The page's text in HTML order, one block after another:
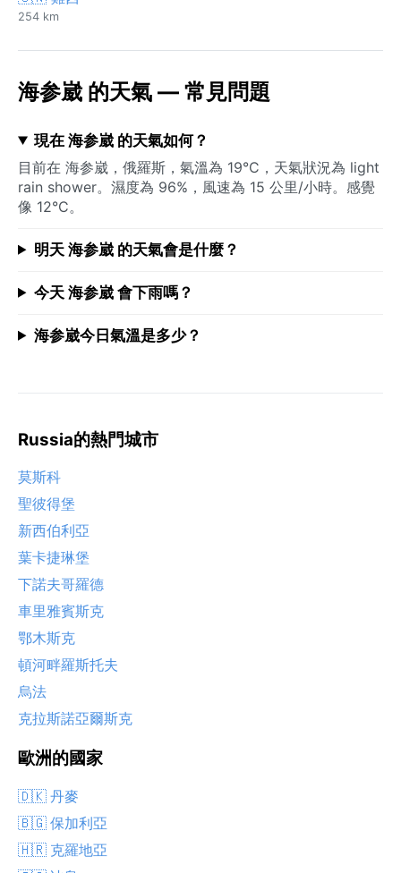
254 km
海参崴 的天氣 — 常見問題
現在 海参崴 的天氣如何？
目前在 海参崴，俄羅斯，氣溫為 19°C，天氣狀況為 light
rain shower。濕度為 96%，風速為 15 公里/小時。感覺
像 12°C。
明天 海参崴 的天氣會是什麼？
今天 海参崴 會下雨嗎？
海参崴今日氣溫是多少？
Russia的熱門城市
莫斯科
聖彼得堡
新西伯利亞
葉卡捷琳堡
下諾夫哥羅德
車里雅賓斯克
鄂木斯克
頓河畔羅斯托夫
烏法
克拉斯諾亞爾斯克
歐洲的國家
🇩🇰 丹麥
🇧🇬 保加利亞
🇭🇷 克羅地亞